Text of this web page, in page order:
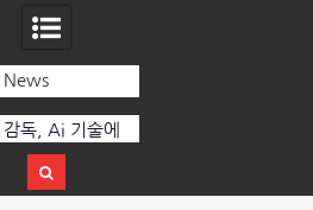
News
감독, Ai 기술에
막 내려